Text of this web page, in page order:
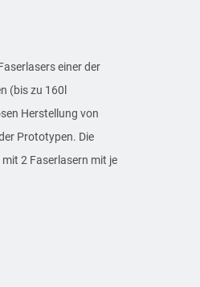
einer der
(bis zu 160l
Herstellung von
Prototypen. Die
2 Faserlasern mit je